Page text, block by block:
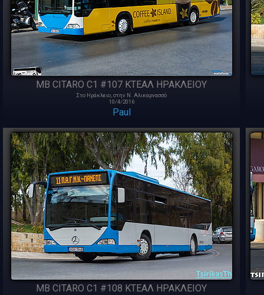
MB CITARO C1 #107 ΚΤΕΑΛ ΗΡΑΚΛΕΙΟΥ
Στο Ηράκλειο, στην Ν. Αλικαρνασσό
10/4/2016
Paul
MB CITARO C1 #108 ΚΤΕΑΛ ΗΡΑΚΛΕΙΟΥ